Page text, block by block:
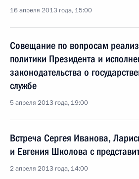
16 апреля 2013 года, 15:00
Совещание по вопросам
политики Президента и
законодательства о
службе
5 апреля 2013 года, 19:00
Встреча Сергея Иванова,
и Евгения Школова с
2 апреля 2013 года, 14:00